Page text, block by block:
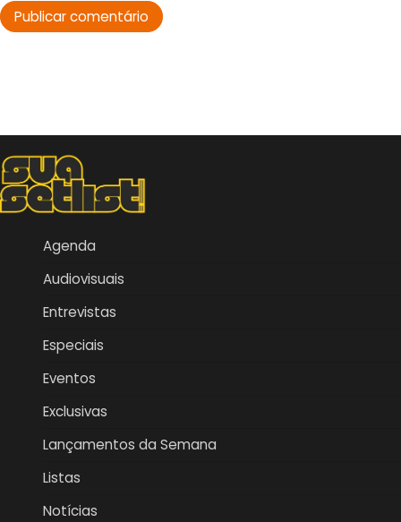
Agenda
Audiovisuais
Entrevistas
Especiais
Eventos
Exclusivas
Lançamentos da Semana
Listas
Notícias